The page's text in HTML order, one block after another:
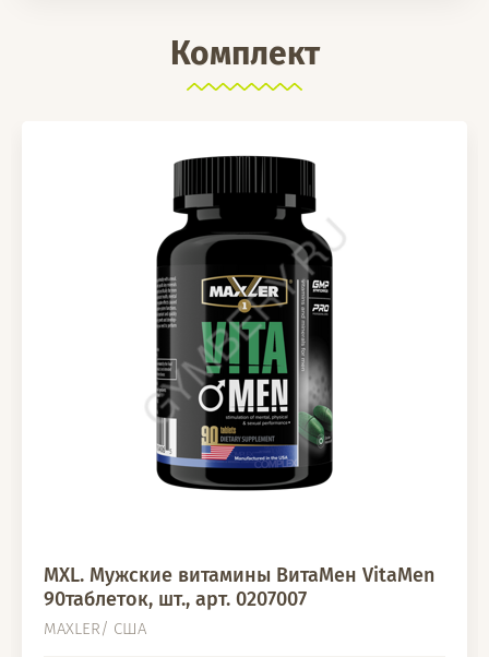
Комплект
MXL. Мужские витамины ВитаМен VitaMen
90таблеток, шт., арт. 0207007
MAXLER/ США